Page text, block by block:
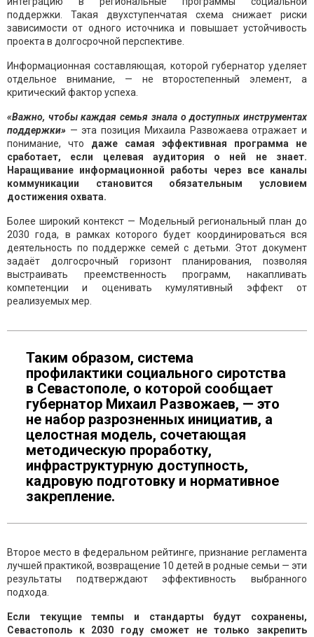
поддержки. Такая двухступенчатая схема снижает риски
зависимости от одного источника и повышает устойчивость
проекта в долгосрочной перспективе.
Информационная составляющая, которой губернатор уделяет
отдельное внимание, — не второстепенный элемент, а
критический фактор успеха.
«Важно, чтобы каждая семья знала о доступных инструментах
поддержки» — эта позиция Михаила Развожаева отражает и
понимание, что даже самая эффективная программа не
сработает, если целевая аудитория о ней не знает.
Наращивание информационной работы через все каналы
коммуникации становится обязательным условием
достижения охвата.
Более широкий контекст — Модельный региональный план до
2030 года, в рамках которого будет координироваться вся
деятельность по поддержке семей с детьми. Этот документ
задаёт долгосрочный горизонт планирования, позволяя
выстраивать преемственность программ, накапливать
компетенции и оценивать кумулятивный эффект от
реализуемых мер.
Таким образом, система
профилактики социального сиротства
в Севастополе, о которой сообщает
губернатор Михаил Развожаев, — это
не набор разрозненных инициатив, а
целостная модель, сочетающая
методическую проработку,
инфраструктурную доступность,
кадровую подготовку и нормативное
закрепление.
Второе место в федеральном рейтинге, признание регламента
лучшей практикой, возвращение 10 детей в родные семьи — эти
результаты подтверждают эффективность выбранного
подхода.
Если текущие темпы и стандарты будут сохранены,
Севастополь к 2030 году сможет не только закрепить